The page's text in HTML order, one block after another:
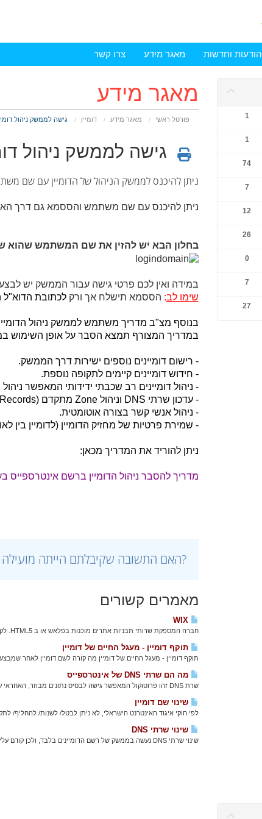
הודעות וחדשות מאגר מידע צרו קשר
מאגר מידע
פורטל ראשי מאגר מידע דומיין גישה לממשק ניהול 1
1
74
7
12
26
0
7
27
גישה לממשק ניהול
ניתן להיכנס לממשק הניהול של הדומיין עם שם
ניתן להיכנס עם שם משתמש והססמא גם דרך
בחלון הבא יש להזין את שם המשתמש שהוא
במידה ואין לכם פרטי גישה עבור הממשק יש
שימו לב: הססמא תישלח אך ורקלכתובת הדוא"ל
בנוסף מצ"ב מדריך משתמש לממשק ניהול
במדריך המצורף תמצא הסבר על אופן השימוש
- רישום דומיינים נוספים ישירות דרך הממשק.
- חידוש דומיינים קיימים לתקופה נוספת.
- ניהול דומיינים רב שכבתי ידידותי המאפשר
- עדכון שרתי DNS וניהול Zone מתקדם (A, NS, MX, CNAME, TXT Records).
- ניהול אנשי קשר בצורה אוטומטית.
- שמירת פרטיות של מחזיק הדומיין (לדומיין בין
ניתן להוריד את המדריך מכאן:
מדריך להסבר ניהול הדומיין ברשם אינטרספייס
?האם התשובה שקיבלתם הייתה מועילה
מאמרים קשורים
חברה המספקת שרותי תבניות אתרים מוכנות בפלאש או ב HTML5. לקוחות אשר קונים תבנית מWIX מחויבים...
תוקף דומיין - מעגל החיים של דומיין
תוקף דומיין - מעגל החיים של דומיין מה קורה לשם דומיין לאחר
מה הם שרתי DNS של אינטרספייס
שרת DNS זהו פרוטוקול המאפשר גישה לבסיס נתונים מבוזר, האחראי על תרגום שמות דומיין לכתובות IP אליהן...
שינוי שם דומיין
לפי חוקי איגוד האינטרנט הישראלי, לא ניתן לבטל/ לשנות/ להחליף/
שינוי שרתי DNS
שינוי שרתי DNS נעשה בממשק של רשם הדומיינים בלבד, ולכן קודם עליכם לוודא איפה רשום הדומיין. ...